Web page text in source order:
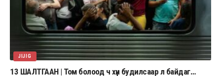
JIJIG
13 ШАЛТГААН | Том болоод ч хүн будилсаар л байдаг…